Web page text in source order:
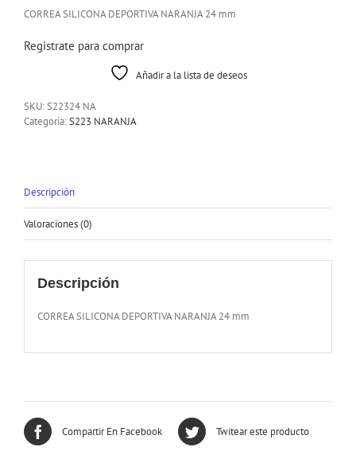
CORREA SILICONA DEPORTIVA NARANJA 24 mm
Registrate para comprar
Añadir a la lista de deseos
SKU:S22324 NA
Categoría:S223 NARANJA
Descripción
Valoraciones (0)
Descripción
CORREA SILICONA DEPORTIVA NARANJA 24 mm
Compartir En Facebook Twitear este producto